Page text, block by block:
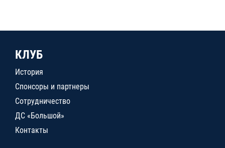
КЛУБ
История
Спонсоры и партнеры
Сотрудничество
ДС «Большой»
Контакты